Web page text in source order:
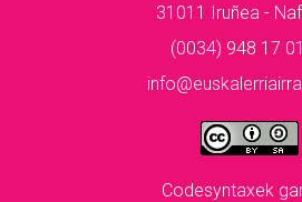
31011 Iruñea -
(0034) 948 17
Codesyntaxek